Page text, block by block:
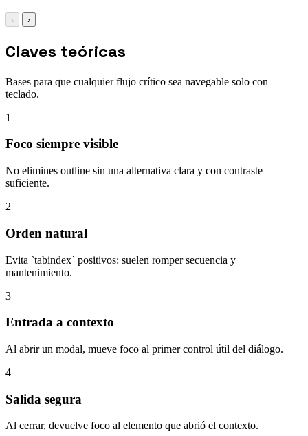
‹ ›
Claves teóricas
Bases para que cualquier flujo crítico sea navegable solo con
teclado.
1
Foco siempre visible
No elimines outline sin una alternativa clara y con contraste
suficiente.
2
Orden natural
Evita `tabindex` positivos: suelen romper secuencia y
mantenimiento.
3
Entrada a contexto
Al abrir un modal, mueve foco al primer control útil del diálogo.
4
Salida segura
Al cerrar, devuelve foco al elemento que abrió el contexto.